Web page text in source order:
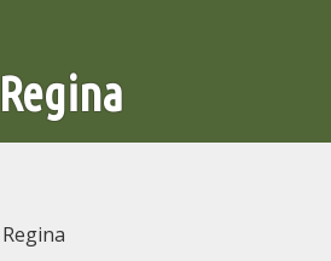
Regina
Regina